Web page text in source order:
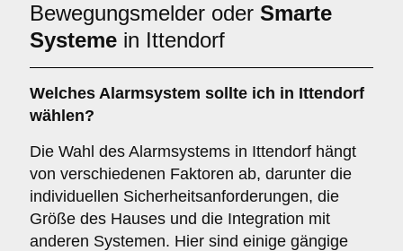
Bewegungsmelder oder Smarte
Systeme in Ittendorf
Welches Alarmsystem sollte ich in Ittendorf
wählen?
Die Wahl des Alarmsystems in Ittendorf hängt
von verschiedenen Faktoren ab, darunter die
individuellen Sicherheitsanforderungen, die
Größe des Hauses und die Integration mit
anderen Systemen. Hier sind einige gängige